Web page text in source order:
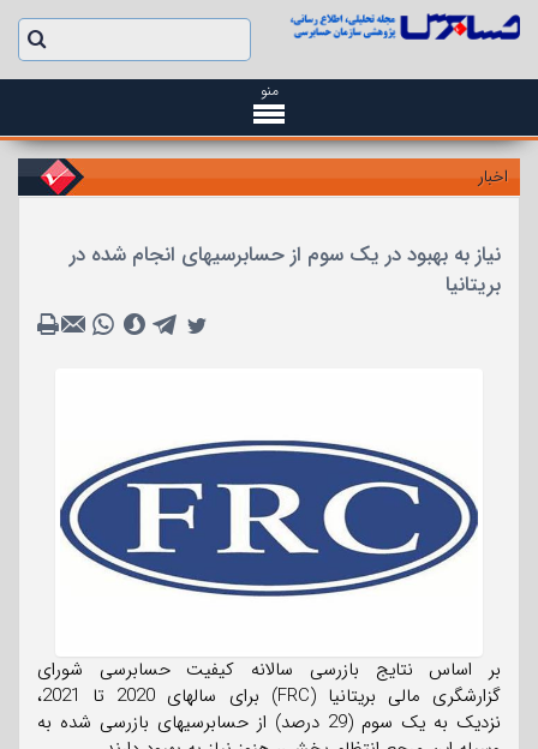
منو
اخبار
نیاز به بهبود در یک سوم از حسابرسیهای انجام شده در
بریتانیا
بر اساس نتایج بازرسی سالانه کیفیت حسابرسی شورای
گزارشگری مالی بریتانیا (FRC) برای سالهای 2020 تا 2021،
نزدیک به یک سوم (29 درصد) از حسابرسیهای بازرسی شده به